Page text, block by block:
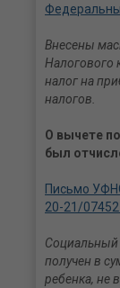
Внесены
Налогового
налог на
налогов.
О вычете
был
Письмо
20-21/
получен в
ребенка, не